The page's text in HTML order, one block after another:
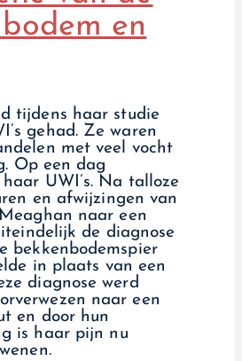
en
tijdens haar studie
gehad. Ze waren
met veel vocht
Op een dag
UWI’s. Na talloze
en afwijzingen van
naar een
de diagnose
bekkenbodemspier
in plaats van een
diagnose werd
naar een
en door hun
is haar pijn nu